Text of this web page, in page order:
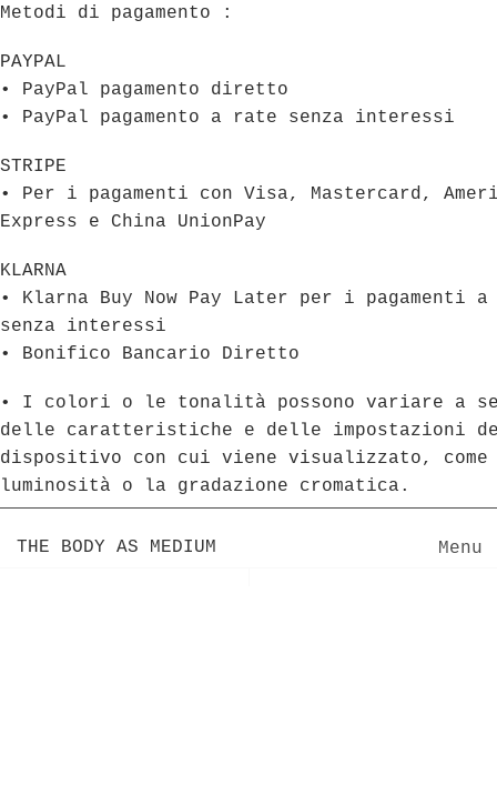
THE BODY AS MEDIUM Menu
Metodi di pagamento :
PAYPAL
• PayPal pagamento diretto
• PayPal pagamento a rate senza interessi
STRIPE
• Per i pagamenti con Visa, Mastercard,
Express e China UnionPay
KLARNA
• Klarna Buy Now Pay Later per i pagamenti a
senza interessi
• Bonifico Bancario Diretto
• I colori o le tonalità possono variare a
delle caratteristiche e delle impostazioni
dispositivo con cui viene visualizzato,
luminosità o la gradazione cromatica.